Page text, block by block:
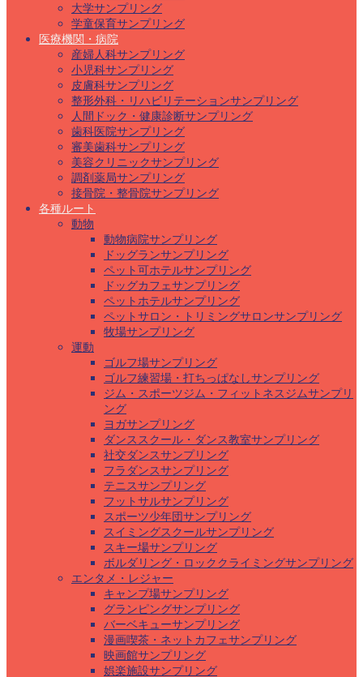
大学サンプリング
学童保育サンプリング
医療機関・病院
産婦人科サンプリング
小児科サンプリング
皮膚科サンプリング
整形外科・リハビリテーションサンプリング
人間ドック・健康診断サンプリング
歯科医院サンプリング
審美歯科サンプリング
美容クリニックサンプリング
調剤薬局サンプリング
接骨院・整骨院サンプリング
各種ルート
動物
動物病院サンプリング
ドッグランサンプリング
ペット可ホテルサンプリング
ドッグカフェサンプリング
ペットホテルサンプリング
ペットサロン・トリミングサロンサンプリング
牧場サンプリング
運動
ゴルフ場サンプリング
ゴルフ練習場・打ちっぱなしサンプリング
ジム・スポーツジム・フィットネスジムサンプリ
ング
ヨガサンプリング
ダンススクール・ダンス教室サンプリング
社交ダンスサンプリング
フラダンスサンプリング
テニスサンプリング
フットサルサンプリング
スポーツ少年団サンプリング
スイミングスクールサンプリング
スキー場サンプリング
ボルダリング・ロッククライミングサンプリング
エンタメ・レジャー
キャンプ場サンプリング
グランピングサンプリング
バーベキューサンプリング
漫画喫茶・ネットカフェサンプリング
映画館サンプリング
娯楽施設サンプリング